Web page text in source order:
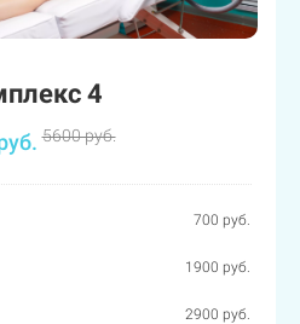
4
5600 руб.
700 руб.
1900 руб.
2900 руб.